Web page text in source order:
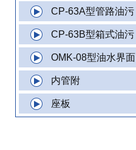
CP-63A型管路油污
CP-63B型箱式油污
OMK-08型油水界面
内管附
座板